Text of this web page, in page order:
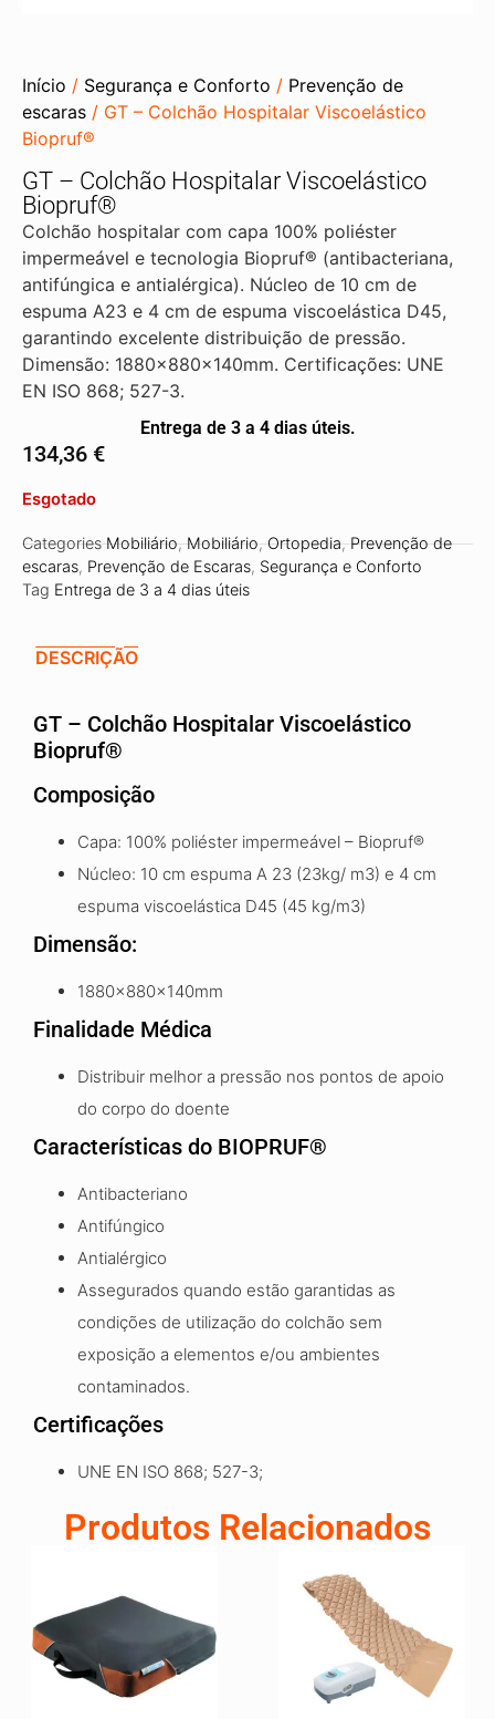
Início / Segurança e Conforto / Prevenção de
escaras / GT – Colchão Hospitalar Viscoelástico
Biopruf®
GT – Colchão Hospitalar Viscoelástico
Biopruf®
Colchão hospitalar com capa 100% poliéster
impermeável e tecnologia Biopruf® (antibacteriana,
antifúngica e antialérgica). Núcleo de 10 cm de
espuma A23 e 4 cm de espuma viscoelástica D45,
garantindo excelente distribuição de pressão.
Dimensão: 1880x880x140mm. Certificações: UNE
EN ISO 868; 527-3.
Entrega de 3 a 4 dias úteis.
134,36 €
Esgotado
Categories Mobiliário,Mobiliário,Ortopedia,Prevenção de
escaras, Prevenção de Escaras, Segurança e Conforto
Tag Entrega de 3 a 4 dias úteis
DESCRIÇÃO
GT – Colchão Hospitalar Viscoelástico
Biopruf®
Composição
Capa: 100% poliéster impermeável – Biopruf®
Núcleo: 10 cm espuma A 23 (23kg/ m3) e 4 cm
espuma viscoelástica D45 (45 kg/m3)
Dimensão:
1880x880x140mm
Finalidade Médica
Distribuir melhor a pressão nos pontos de apoio
do corpo do doente
Características do BIOPRUF®
Antibacteriano
Antifúngico
Antialérgico
Assegurados quando estão garantidas as
condições de utilização do colchão sem
exposição a elementos e/ou ambientes
contaminados.
Certificações
UNE EN ISO 868; 527-3;
Produtos Relacionados